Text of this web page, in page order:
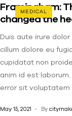
MEDICAL
Framingham:
changed the
Duis aute irure
cillum dolore eu
cupidatat non
anim id est
error sit voluptatem
May 15, 2021 By